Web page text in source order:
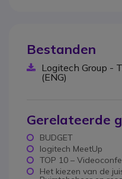
Bestanden
Logitech Group -
(ENG)
Gerelateerde
BUDGET
logitech MeetUp
TOP 10 –
Het kiezen van de